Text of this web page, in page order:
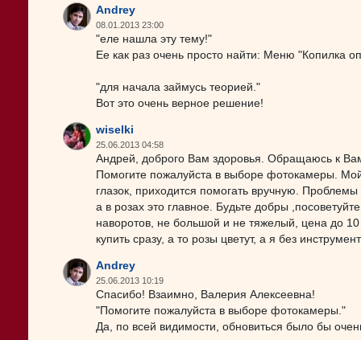
Andrey
08.01.2013 23:00
"еле нашла эту тему!"
Ее как раз очень просто найти: Меню
"для начала займусь теорией."
Вот это очень верное решение!
wiselki
25.06.2013 04:58
Андрей, доброго Вам здоровья. Обращаюсь к
Помогите пожалуйста в выборе фотокамеры.
глазок, приходится помогать вручную.
а в розах это главное. Будьте добры
наворотов, не большой и не тяжелый, цена до
купить сразу, а то розы цветут, а я без
Andrey
25.06.2013 10:19
Спасибо! Взаимно, Валерия Алексеевна!
"Помогите пожалуйста в выборе фотокамеры."
Да, по всей видимости, обновиться было бы